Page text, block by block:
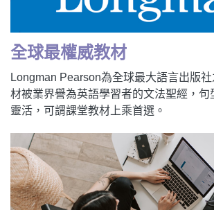
新聞英文
全球最權威教材
Longman Pearson為全球最大語言出版
材被業界譽為英語學習者的文法聖經，句
靈活，可謂課堂教材上乘首選。